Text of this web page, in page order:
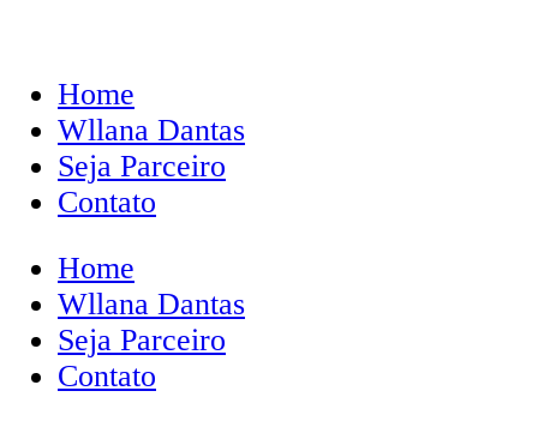
Home
Wllana Dantas
Seja Parceiro
Contato
Home
Wllana Dantas
Seja Parceiro
Contato